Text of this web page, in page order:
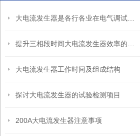
大电流发生器工作时间及组成结构
探讨大电流发生器的试验检测项目
200A大电流发生器注意事项